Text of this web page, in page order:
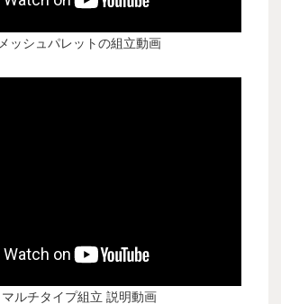
メッシュパレットの組立動画
マルチタイプ組立 説明動画